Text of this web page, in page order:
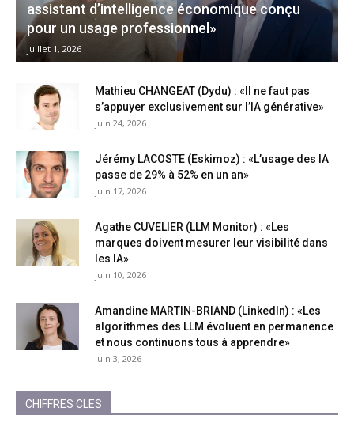
assistant d’intelligence économique conçu
pour un usage professionnel»
juillet 1, 2026
Mathieu CHANGEAT (Dydu) : «Il ne faut pas
s’appuyer exclusivement sur l’IA générative»
juin 24, 2026
Jérémy LACOSTE (Eskimoz) : «L’usage des IA
passe de 29% à 52% en un an»
juin 17, 2026
Agathe CUVELIER (LLM Monitor) : «Les
marques doivent mesurer leur visibilité dans
les IA»
juin 10, 2026
Amandine MARTIN-BRIAND (LinkedIn) : «Les
algorithmes des LLM évoluent en permanence
et nous continuons tous à apprendre»
juin 3, 2026
CHIFFRES CLES